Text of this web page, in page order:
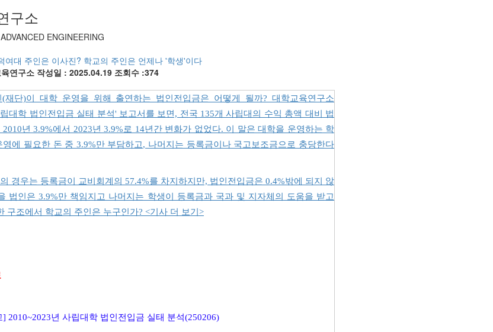
구소
ENGINEERING
여대 주인은 이사진? 학교의 주인은 언제나 '학생'이다
연구소 작성일 : 2025.04.19 조회수 :374
(재단)이 대학 운영을 위해 출연하는 법인전입금은 어떻게 될까? 대학교육연구소
대학 법인전입금 실태 분석' 보고서를 보면, 전국 135개 사립대의 수익 총액 대비 법
년 3.9%에서 2023년 3.9%로 14년간 변화가 없었다. 이 말은 대학을 운영하는 학
영에 필요한 돈 중 3.9%만 부담하고, 나머지는 등록금이나 국고보조금으로 충당한다
경우는 등록금이 교비회계의 57.4%를 차지하지만, 법인전입금은 0.4%밖에 되지 않
법인은 3.9%만 책임지고 나머지는 학생이 등록금과 국과 및 지자체의 도움을 받고
구조에서 학교의 주인은 누구인가? <기사 더 보기>
2010~2023년 사립대학 법인전입금 실태 분석(250206)